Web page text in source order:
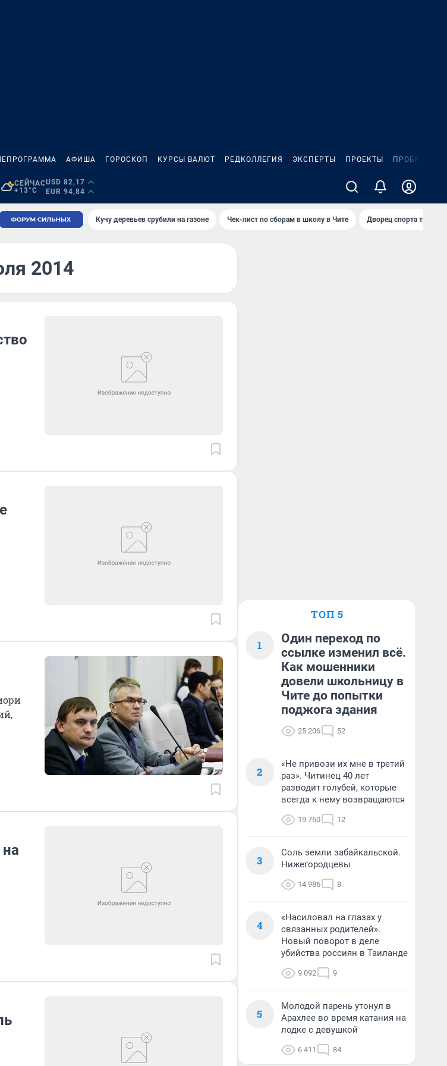
АФИША ГОРОСКОП КУРСЫ ВАЛЮТ РЕДКОЛЛЕГИЯ ЭКСПЕРТЫ ПРОЕКТЫ ПРОБКИ
СЕЙЧАС
+13°C
USD 82,17
EUR 94,84
Кучу деревьев срубили на газоне Чек-лист по сборам в школу в Чите Дворец спорта
2014
ТОП 5
1
Один переход по
ссылке изменил всё.
Как мошенники
довели школьницу в
Чите до попытки
поджога здания
25 206 52
2
«Не привози их мне в третий
раз». Читинец 40 лет
разводит голубей, которые
всегда к нему возвращаются
19 760 12
3
Соль земли забайкальской.
Нижегородцевы
14 986 8
4
«Насиловал на глазах у
связанных родителей».
Новый поворот в деле
убийства россиян в Таиланде
9 092 9
5
Молодой парень утонул в
Арахлее во время катания на
лодке с девушкой
6 411 84